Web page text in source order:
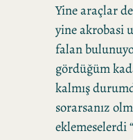
Yine araçlar
yine akrobasi
falan
gördüğüm
kalmış
sorarsanız
eklemeselerdi